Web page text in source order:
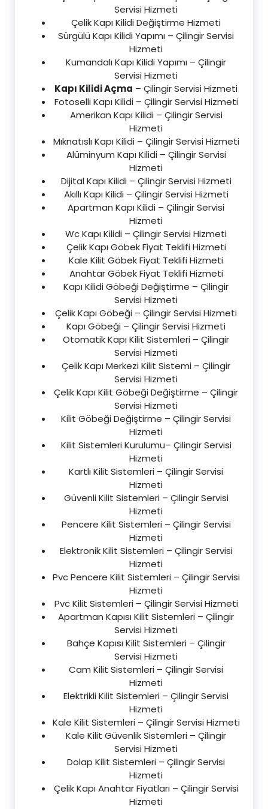
Servisi Hizmeti
Çelik Kapı Kilidi Değiştirme Hizmeti
Sürgülü Kapı Kilidi Yapımı – Çilingir Servisi
Hizmeti
Kumandalı Kapı Kilidi Yapımı – Çilingir
Servisi Hizmeti
Kapı Kilidi Açma – Çilingir Servisi Hizmeti
Fotoselli Kapı Kilidi – Çilingir Servisi Hizmeti
Amerikan Kapı Kilidi – Çilingir Servisi
Hizmeti
Mıknatıslı Kapı Kilidi – Çilingir Servisi Hizmeti
Alüminyum Kapı Kilidi – Çilingir Servisi
Hizmeti
Dijital Kapı Kilidi – Çilingir Servisi Hizmeti
Akıllı Kapı Kilidi – Çilingir Servisi Hizmeti
Apartman Kapı Kilidi – Çilingir Servisi
Hizmeti
Wc Kapı Kilidi – Çilingir Servisi Hizmeti
Çelik Kapı Göbek Fiyat Teklifi Hizmeti
Kale Kilit Göbek Fiyat Teklifi Hizmeti
Anahtar Göbek Fiyat Teklifi Hizmeti
Kapı Kilidi Göbeği Değiştirme – Çilingir
Servisi Hizmeti
Çelik Kapı Göbeği – Çilingir Servisi Hizmeti
Kapı Göbeği – Çilingir Servisi Hizmeti
Otomatik Kapı Kilit Sistemleri – Çilingir
Servisi Hizmeti
Çelik Kapı Merkezi Kilit Sistemi – Çilingir
Servisi Hizmeti
Çelik Kapı Kilit Göbeği Değiştirme – Çilingir
Servisi Hizmeti
Kilit Göbeği Değiştirme – Çilingir Servisi
Hizmeti
Kilit Sistemleri Kurulumu– Çilingir Servisi
Hizmeti
Kartlı Kilit Sistemleri – Çilingir Servisi
Hizmeti
Güvenli Kilit Sistemleri – Çilingir Servisi
Hizmeti
Pencere Kilit Sistemleri – Çilingir Servisi
Hizmeti
Elektronik Kilit Sistemleri – Çilingir Servisi
Hizmeti
Pvc Pencere Kilit Sistemleri – Çilingir Servisi
Hizmeti
Pvc Kilit Sistemleri – Çilingir Servisi Hizmeti
Apartman Kapısı Kilit Sistemleri – Çilingir
Servisi Hizmeti
Bahçe Kapısı Kilit Sistemleri – Çilingir
Servisi Hizmeti
Cam Kilit Sistemleri – Çilingir Servisi
Hizmeti
Elektrikli Kilit Sistemleri – Çilingir Servisi
Hizmeti
Kale Kilit Sistemleri – Çilingir Servisi Hizmeti
Kale Kilit Güvenlik Sistemleri – Çilingir
Servisi Hizmeti
Dolap Kilit Sistemleri – Çilingir Servisi
Hizmeti
Çelik Kapı Anahtar Fiyatları – Çilingir Servisi
Hizmeti